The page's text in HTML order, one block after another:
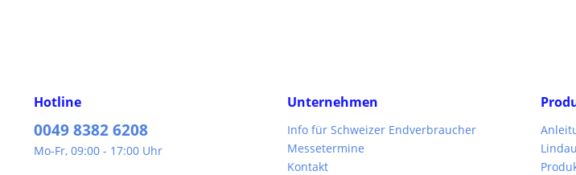
Hotline
0049 8382 6208
Mo-Fr, 09:00 - 17:00 Uhr
Unternehmen
Info für Schweizer Endverbraucher
Messetermine
Kontakt